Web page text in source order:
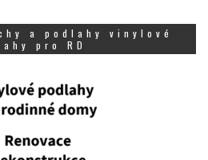
a podlahy vinylové
pro RD